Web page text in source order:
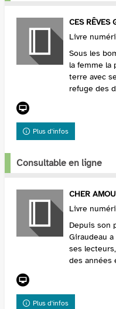
CES RÊVES
Livre
Sous les
la femme
terre avec
refuge des
Plus d'infos
Consultable en ligne
CHER
Livre
Depuis son
Giraudeau
ses
des années
Plus d'infos